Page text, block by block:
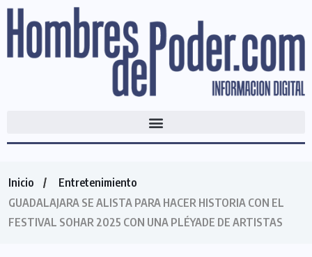
Inicio
Entretenimiento
GUADALAJARA SE ALISTA PARA HACER HISTORIA CON EL
FESTIVAL SOHAR 2025 CON UNA PLÉYADE DE ARTISTAS